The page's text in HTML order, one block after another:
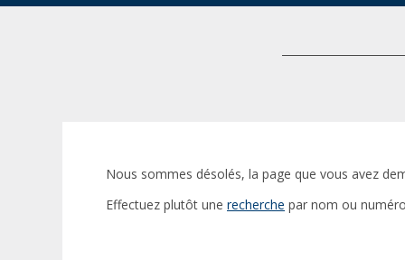
Nous sommes désolés, la page que vous avez
Effectuez plutôt une recherche par nom ou